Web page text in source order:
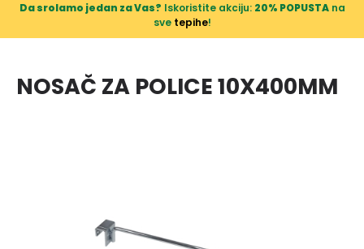
Da srolamo jedan za Vas? Iskoristite akciju: 20% POPUSTAna
sve tepihe!
NOSAČ ZA POLICE 10X400MM